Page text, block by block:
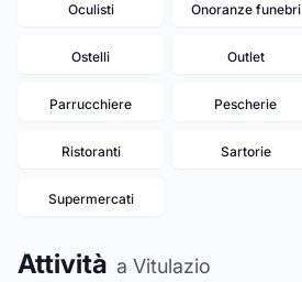
Oculisti Onoranze funebri
Ostelli Outlet
Parrucchiere Pescherie
Ristoranti Sartorie
Supermercati
Attività a Vitulazio